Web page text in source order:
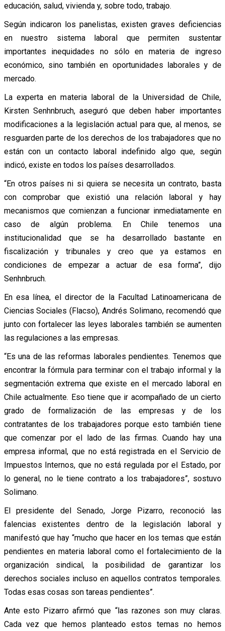
educación, salud, vivienda y, sobre todo, trabajo.
Según indicaron los panelistas, existen graves deficiencias
en nuestro sistema laboral que permiten sustentar
importantes inequidades no sólo en materia de ingreso
económico, sino también en oportunidades laborales y de
mercado.
La experta en materia laboral de la Universidad de Chile,
Kirsten Senhnbruch, aseguró que deben haber importantes
modificaciones a la legislación actual para que, al menos, se
resguarden parte de los derechos de los trabajadores que no
están con un contacto laboral indefinido algo que, según
indicó, existe en todos los países desarrollados.
“En otros países ni si quiera se necesita un contrato, basta
con comprobar que existió una relación laboral y hay
mecanismos que comienzan a funcionar inmediatamente en
caso de algún problema. En Chile tenemos una
institucionalidad que se ha desarrollado bastante en
fiscalización y tribunales y creo que ya estamos en
condiciones de empezar a actuar de esa forma”, dijo
Senhnbruch.
En esa línea, el director de la Facultad Latinoamericana de
Ciencias Sociales (Flacso), Andrés Solimano, recomendó que
junto con fortalecer las leyes laborales también se aumenten
las regulaciones a las empresas.
“Es una de las reformas laborales pendientes. Tenemos que
encontrar la fórmula para terminar con el trabajo informal y la
segmentación extrema que existe en el mercado laboral en
Chile actualmente. Eso tiene que ir acompañado de un cierto
grado de formalización de las empresas y de los
contratantes de los trabajadores porque esto también tiene
que comenzar por el lado de las firmas. Cuando hay una
empresa informal, que no está registrada en el Servicio de
Impuestos Internos, que no está regulada por el Estado, por
lo general, no le tiene contrato a los trabajadores”, sostuvo
Solimano.
El presidente del Senado, Jorge Pizarro, reconoció las
falencias existentes dentro de la legislación laboral y
manifestó que hay “mucho que hacer en los temas que están
pendientes en materia laboral como el fortalecimiento de la
organización sindical, la posibilidad de garantizar los
derechos sociales incluso en aquellos contratos temporales.
Todas esas cosas son tareas pendientes”.
Ante esto Pizarro afirmó que “las razones son muy claras.
Cada vez que hemos planteado estos temas no hemos